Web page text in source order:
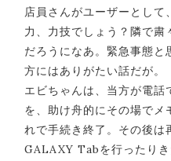
店員さんがユーザーとして
力、力技でしょう？隣で
だろうになあ。緊急事態と
方にはありがたい話だが。
エビちゃんは、当方が電話
を、助け舟的にその場でメ
れで手続き終了。その後は
GALAXY Tabを行ったりき